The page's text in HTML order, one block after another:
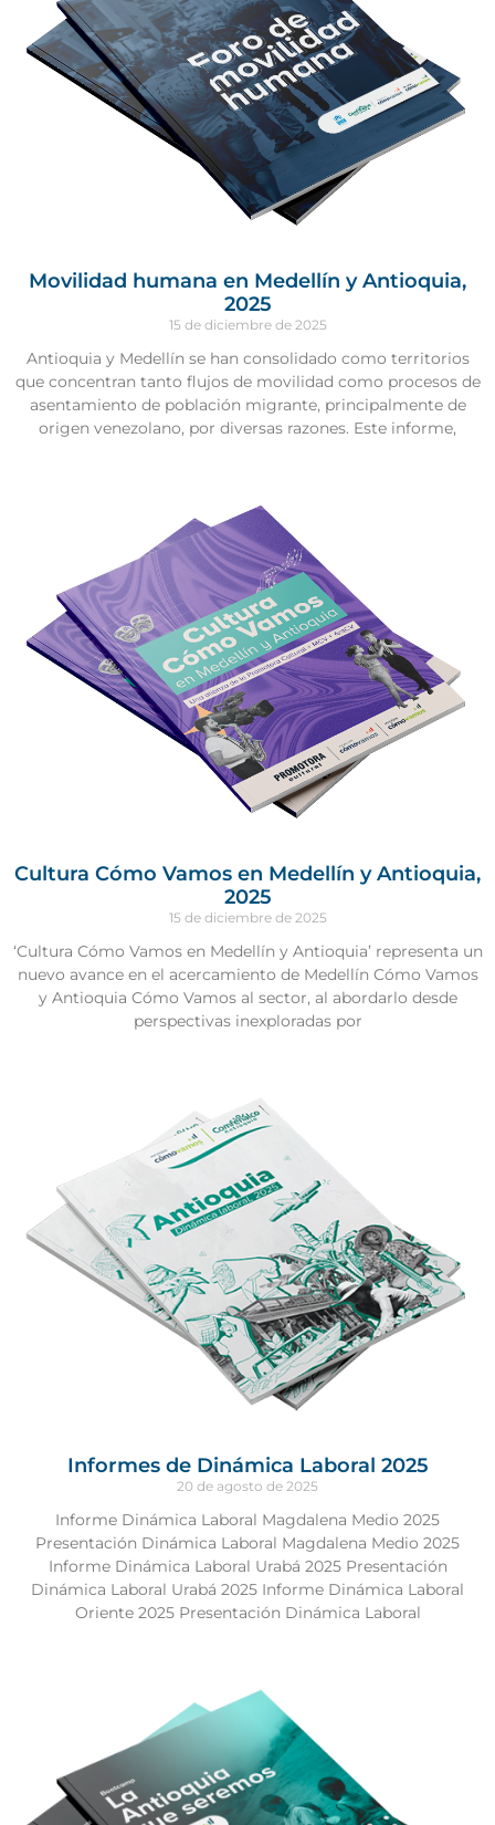
Movilidad humana en Medellín y Antioquia,
2025
15 de diciembre de 2025
Antioquia y Medellín se han consolidado como territorios
que concentran tanto flujos de movilidad como procesos de
asentamiento de población migrante, principalmente de
origen venezolano, por diversas razones. Este informe,
Cultura Cómo Vamos en Medellín y Antioquia,
2025
15 de diciembre de 2025
‘Cultura Cómo Vamos en Medellín y Antioquia’ representa un
nuevo avance en el acercamiento de Medellín Cómo Vamos
y Antioquia Cómo Vamos al sector, al abordarlo desde
perspectivas inexploradas por
Informes de Dinámica Laboral 2025
20 de agosto de 2025
Informe Dinámica Laboral Magdalena Medio 2025
Presentación Dinámica Laboral Magdalena Medio 2025
Informe Dinámica Laboral Urabá 2025 Presentación
Dinámica Laboral Urabá 2025 Informe Dinámica Laboral
Oriente 2025 Presentación Dinámica Laboral